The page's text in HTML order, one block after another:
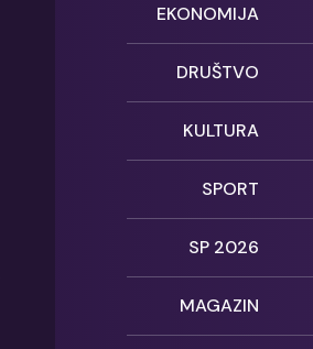
EKONOMIJA
DRUŠTVO
KULTURA
SPORT
SP 2026
MAGAZIN